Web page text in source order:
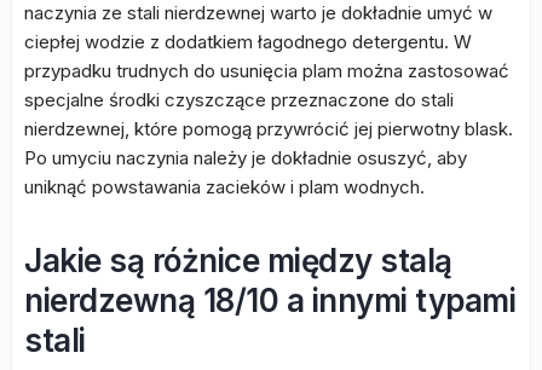
naczynia ze stali nierdzewnej warto je dokładnie umyć w
ciepłej wodzie z dodatkiem łagodnego detergentu. W
przypadku trudnych do usunięcia plam można zastosować
specjalne środki czyszczące przeznaczone do stali
nierdzewnej, które pomogą przywrócić jej pierwotny blask.
Po umyciu naczynia należy je dokładnie osuszyć, aby
uniknąć powstawania zacieków i plam wodnych.
Jakie są różnice między stalą
nierdzewną 18/10 a innymi typami
stali